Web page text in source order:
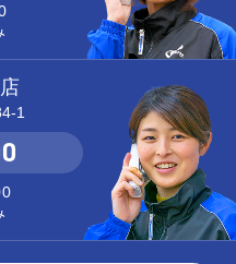
1